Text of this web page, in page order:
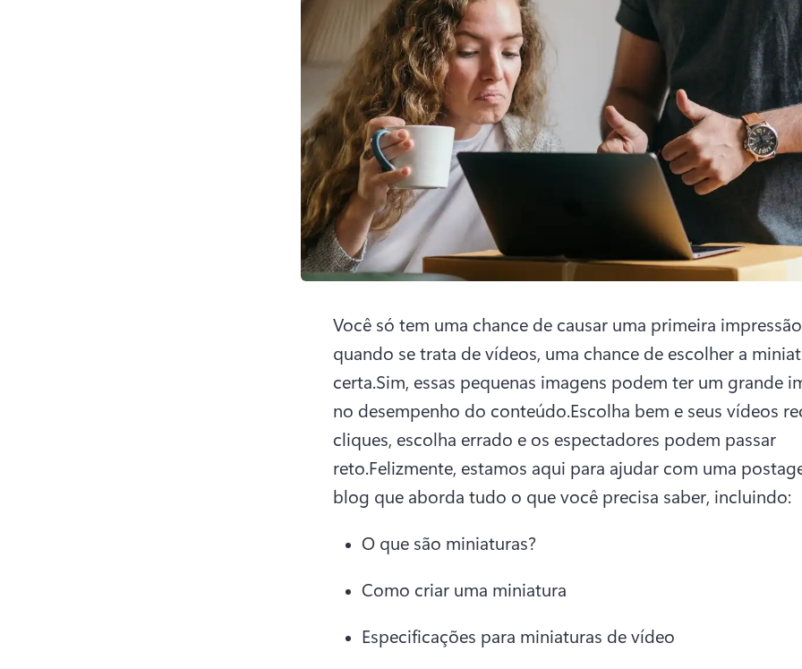
Você só tem uma chance de causar uma primeira
quando se trata de vídeos, uma chance de escolher a
certa.Sim, essas pequenas imagens podem ter um grande
no desempenho do conteúdo.Escolha bem e seus vídeos
cliques, escolha errado e os espectadores podem passar
reto.Felizmente, estamos aqui para ajudar com uma
blog que aborda tudo o que você precisa saber, incluindo:
O que são miniaturas?
Como criar uma miniatura
Especificações para miniaturas de vídeo